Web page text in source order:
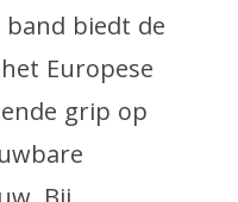
band biedt de
Europese
grip op